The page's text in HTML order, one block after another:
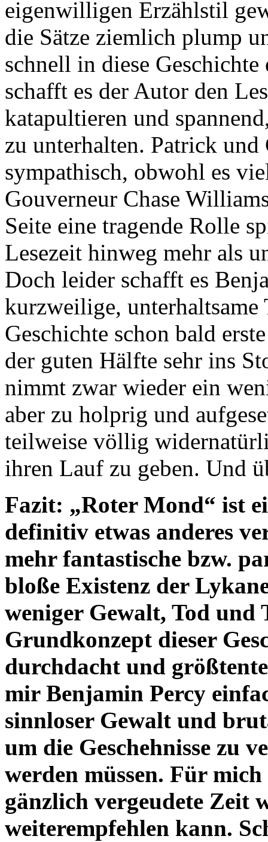
eigenwilligen Erzählstil
die Sätze ziemlich plump
schnell in diese
schafft es der Autor den
katapultieren und
zu unterhalten. Patrick
sympathisch, obwohl es
Gouverneur Chase
Seite eine tragende Rolle
Lesezeit hinweg mehr als
Doch leider schafft es
kurzweilige, unterhaltsame
Geschichte schon bald
der guten Hälfte sehr ins
nimmt zwar wieder ein
aber zu holprig und
teilweise völlig
ihren Lauf zu geben. Und
Fazit: „Roter Mond“ ist
definitiv etwas anderes
mehr fantastische bzw.
bloße Existenz der
weniger Gewalt, Tod und
Grundkonzept dieser
durchdacht und
mir Benjamin Percy
sinnloser Gewalt und
um die Geschehnisse zu
werden müssen. Für
gänzlich vergeudete Zeit
weiterempfehlen kann.